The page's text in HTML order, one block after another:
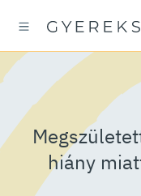
hiány